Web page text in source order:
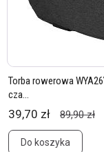
Torba rowerowa
cza...
39,70 zł 89,90 zł
Do koszyka